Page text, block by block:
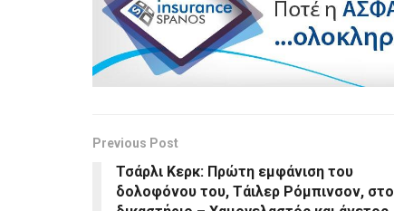
Previous Post
Τσάρλι Κερκ: Πρώτη εμφάνιση του
δολοφόνου του, Τάιλερ Ρόμπινσον, στο